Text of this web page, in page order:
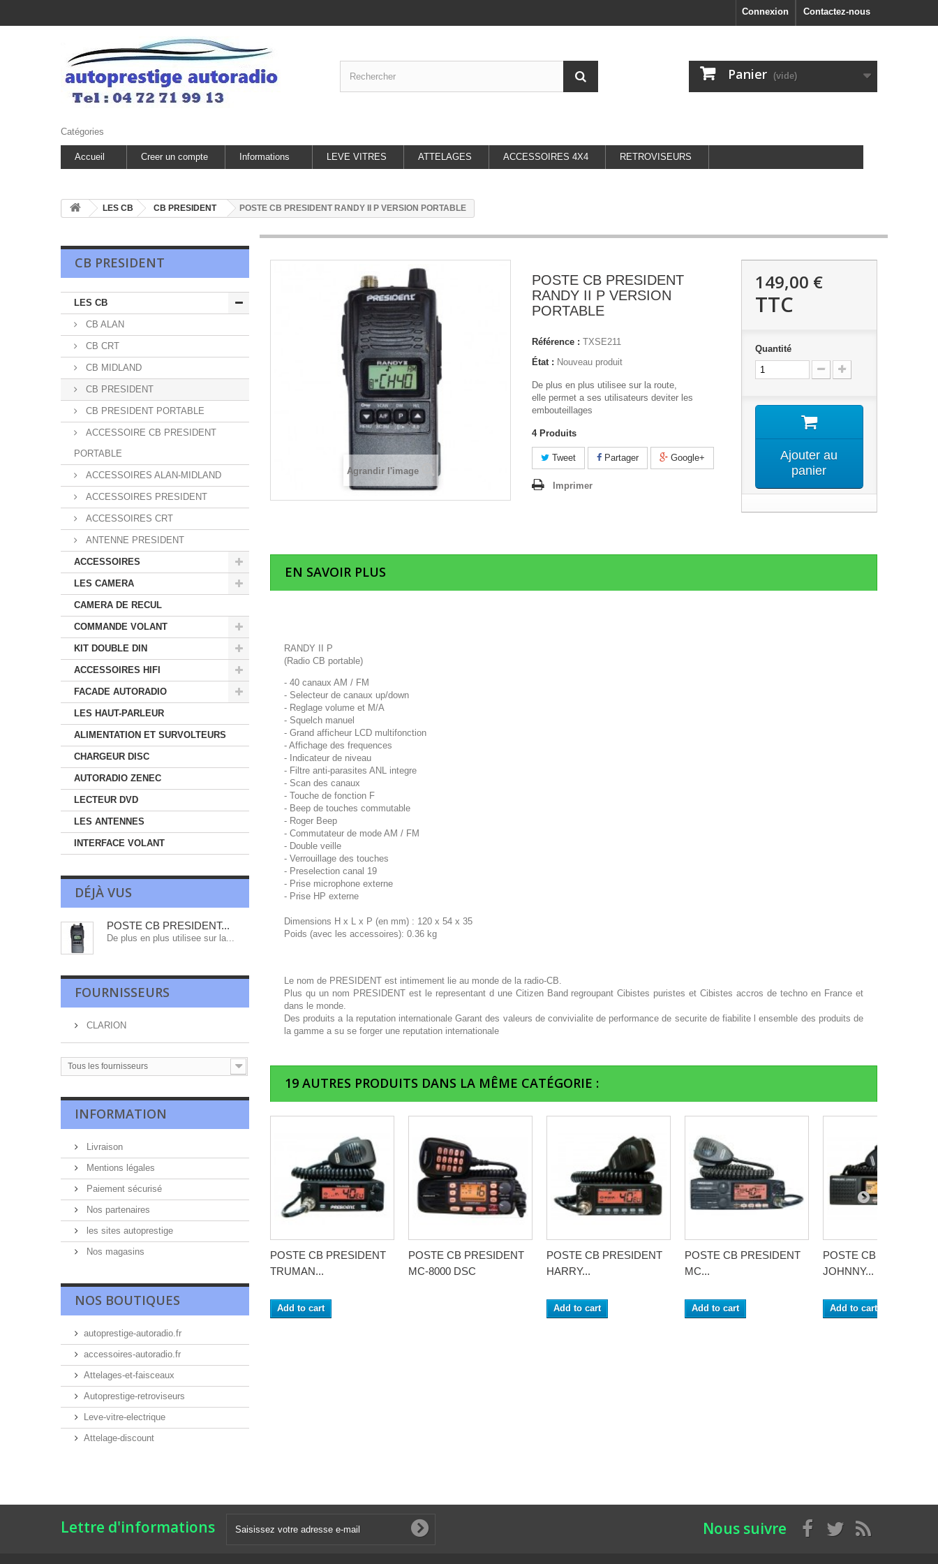
Contactez-nous
Connexion
Panier (vide)
Catégories
Accueil Creer un compte Informations LEVE VITRES ATTELAGES ACCESSOIRES 4X4 RETROVISEURS
LES CB CB PRESIDENT POSTE CB PRESIDENT RANDY II P VERSION PORTABLE
CB PRESIDENT
LES CB
CB ALAN
CB CRT
CB MIDLAND
CB PRESIDENT
CB PRESIDENT PORTABLE
ACCESSOIRE CB PRESIDENT
PORTABLE
ACCESSOIRES ALAN-MIDLAND
ACCESSOIRES PRESIDENT
ACCESSOIRES CRT
ANTENNE PRESIDENT
ACCESSOIRES
LES CAMERA
CAMERA DE RECUL
COMMANDE VOLANT
KIT DOUBLE DIN
ACCESSOIRES HIFI
FACADE AUTORADIO
LES HAUT-PARLEUR
ALIMENTATION ET SURVOLTEURS
CHARGEUR DISC
AUTORADIO ZENEC
LECTEUR DVD
LES ANTENNES
INTERFACE VOLANT
DÉJÀ VUS
POSTE CB PRESIDENT...
De plus en plus utilisee sur la...
FOURNISSEURS
CLARION
Tous les fournisseurs
INFORMATION
Livraison
Mentions légales
Paiement sécurisé
Nos partenaires
les sites autoprestige
Nos magasins
NOS BOUTIQUES
autoprestige-autoradio.fr
accessoires-autoradio.fr
Attelages-et-faisceaux
Autoprestige-retroviseurs
Leve-vitre-electrique
Attelage-discount
Agrandir l'image
POSTE CB PRESIDENT
RANDY II P VERSION
PORTABLE
Référence : TXSE211
État : Nouveau produit
De plus en plus utilisee sur la route,
elle permet a ses utilisateurs deviter les
embouteillages
4 Produits
Tweet Partager Google+
Imprimer
149,00 €
TTC
Quantité
Ajouter au
panier
EN SAVOIR PLUS
RANDY II P
(Radio CB portable)
- 40 canaux AM / FM
- Selecteur de canaux up/down
- Reglage volume et M/A
- Squelch manuel
- Grand afficheur LCD multifonction
- Affichage des frequences
- Indicateur de niveau
- Filtre anti-parasites ANL integre
- Scan des canaux
- Touche de fonction F
- Beep de touches commutable
- Roger Beep
- Commutateur de mode AM / FM
- Double veille
- Verrouillage des touches
- Preselection canal 19
- Prise microphone externe
- Prise HP externe
Dimensions H x L x P (en mm) : 120 x 54 x 35
Poids (avec les accessoires): 0.36 kg
Le nom de PRESIDENT est intimement lie au monde de la radio-CB.
Plus qu un nom PRESIDENT est le representant d une Citizen Band regroupant Cibistes puristes et Cibistes accros de techno en France et
dans le monde.
Des produits a la reputation internationale Garant des valeurs de convivialite de performance de securite de fiabilite l ensemble des produits de
la gamme a su se forger une reputation internationale
19 AUTRES PRODUITS DANS LA MÊME CATÉGORIE :
POSTE CB PRESIDENT
TRUMAN...
Add to cart
POSTE CB PRESIDENT
MC-8000 DSC
POSTE CB PRESIDENT
HARRY...
Add to cart
POSTE CB PRESIDENT
MC...
Add to cart
POSTE CB PRESIDENT
JOHNNY...
Add to cart
Lettre d'informations Nous suivre